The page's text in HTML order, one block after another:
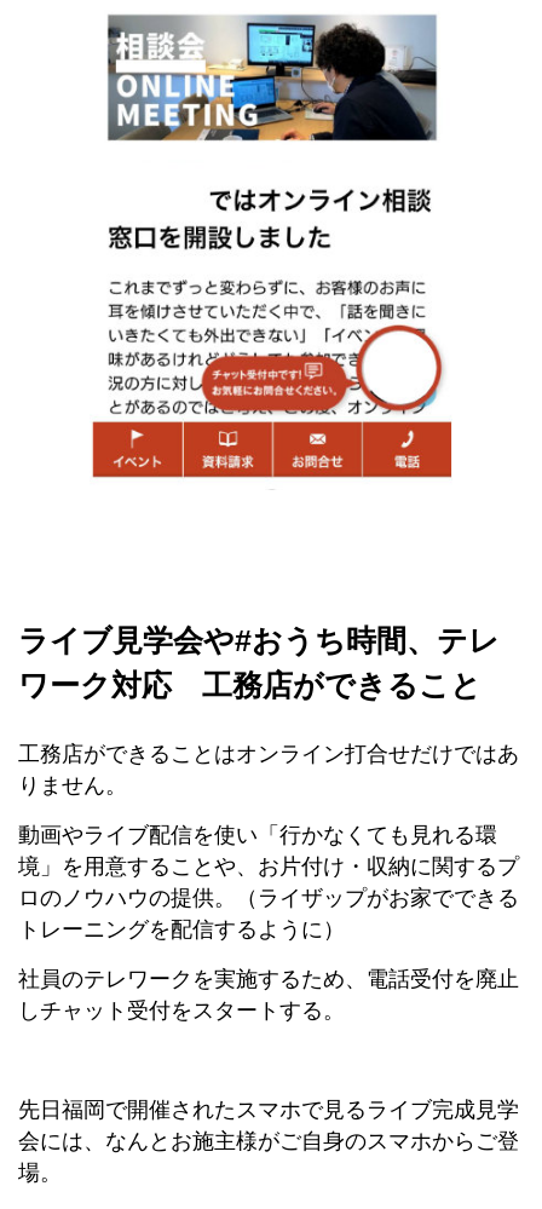
ライブ見学会や#おうち時間、テレ
ワーク対応 工務店ができること
工務店ができることはオンライン打合せだけではあ
りません。
動画やライブ配信を使い「行かなくても見れる環
境」を用意することや、お片付け・収納に関するプ
ロのノウハウの提供。（ライザップがお家でできる
トレーニングを配信するように）
社員のテレワークを実施するため、電話受付を廃止
しチャット受付をスタートする。
先日福岡で開催されたスマホで見るライブ完成見学
会には、なんとお施主様がご自身のスマホからご登
場。